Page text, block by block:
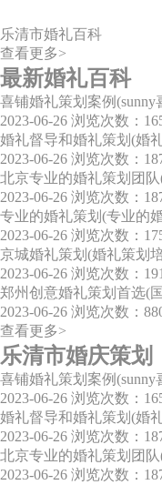
乐清市婚礼百科
查看更多>
最新婚礼百科
喜铺婚礼策划案例
2023-06-26 浏览次数：
婚礼督导和婚礼策划(婚
2023-06-26 浏览次数：
北京专业的婚礼策划团
2023-06-26 浏览次数：
专业的婚礼策划(专业的
2023-06-26 浏览次数：
京城婚礼策划(婚礼策划
2023-06-26 浏览次数：
郑州创意婚礼策划首选(
2023-06-26 浏览次数：
查看更多>
乐清市婚庆策划
喜铺婚礼策划案例
2023-06-26 浏览次数：
婚礼督导和婚礼策划(婚
2023-06-26 浏览次数：
北京专业的婚礼策划团
2023-06-26 浏览次数：